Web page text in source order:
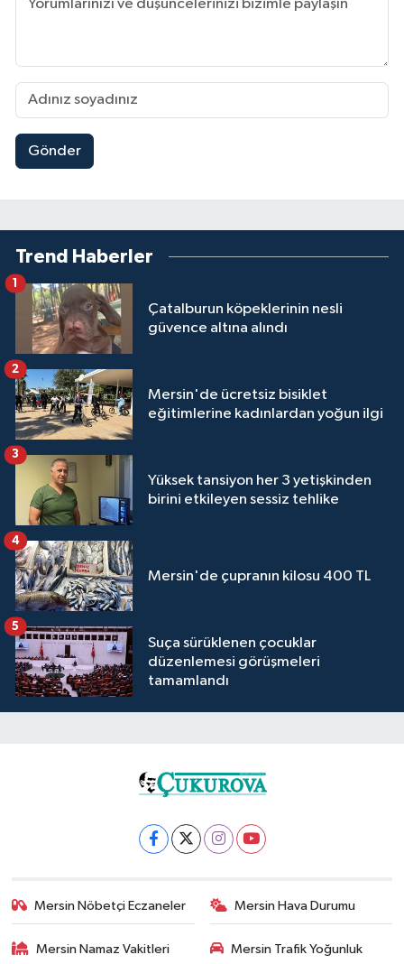
Gönder
Trend Haberler
Çatalburun köpeklerinin nesli
güvence altına alındı
1
Mersin'de ücretsiz bisiklet
eğitimlerine kadınlardan yoğun ilgi
2
Yüksek tansiyon her 3 yetişkinden
birini etkileyen sessiz tehlike
3
Mersin'de çupranın kilosu 400 TL
4
Suça sürüklenen çocuklar
düzenlemesi görüşmeleri
tamamlandı
5
Mersin Nöbetçi Eczaneler Mersin Hava Durumu
Mersin Namaz Vakitleri
Mersin Trafik Yoğunluk